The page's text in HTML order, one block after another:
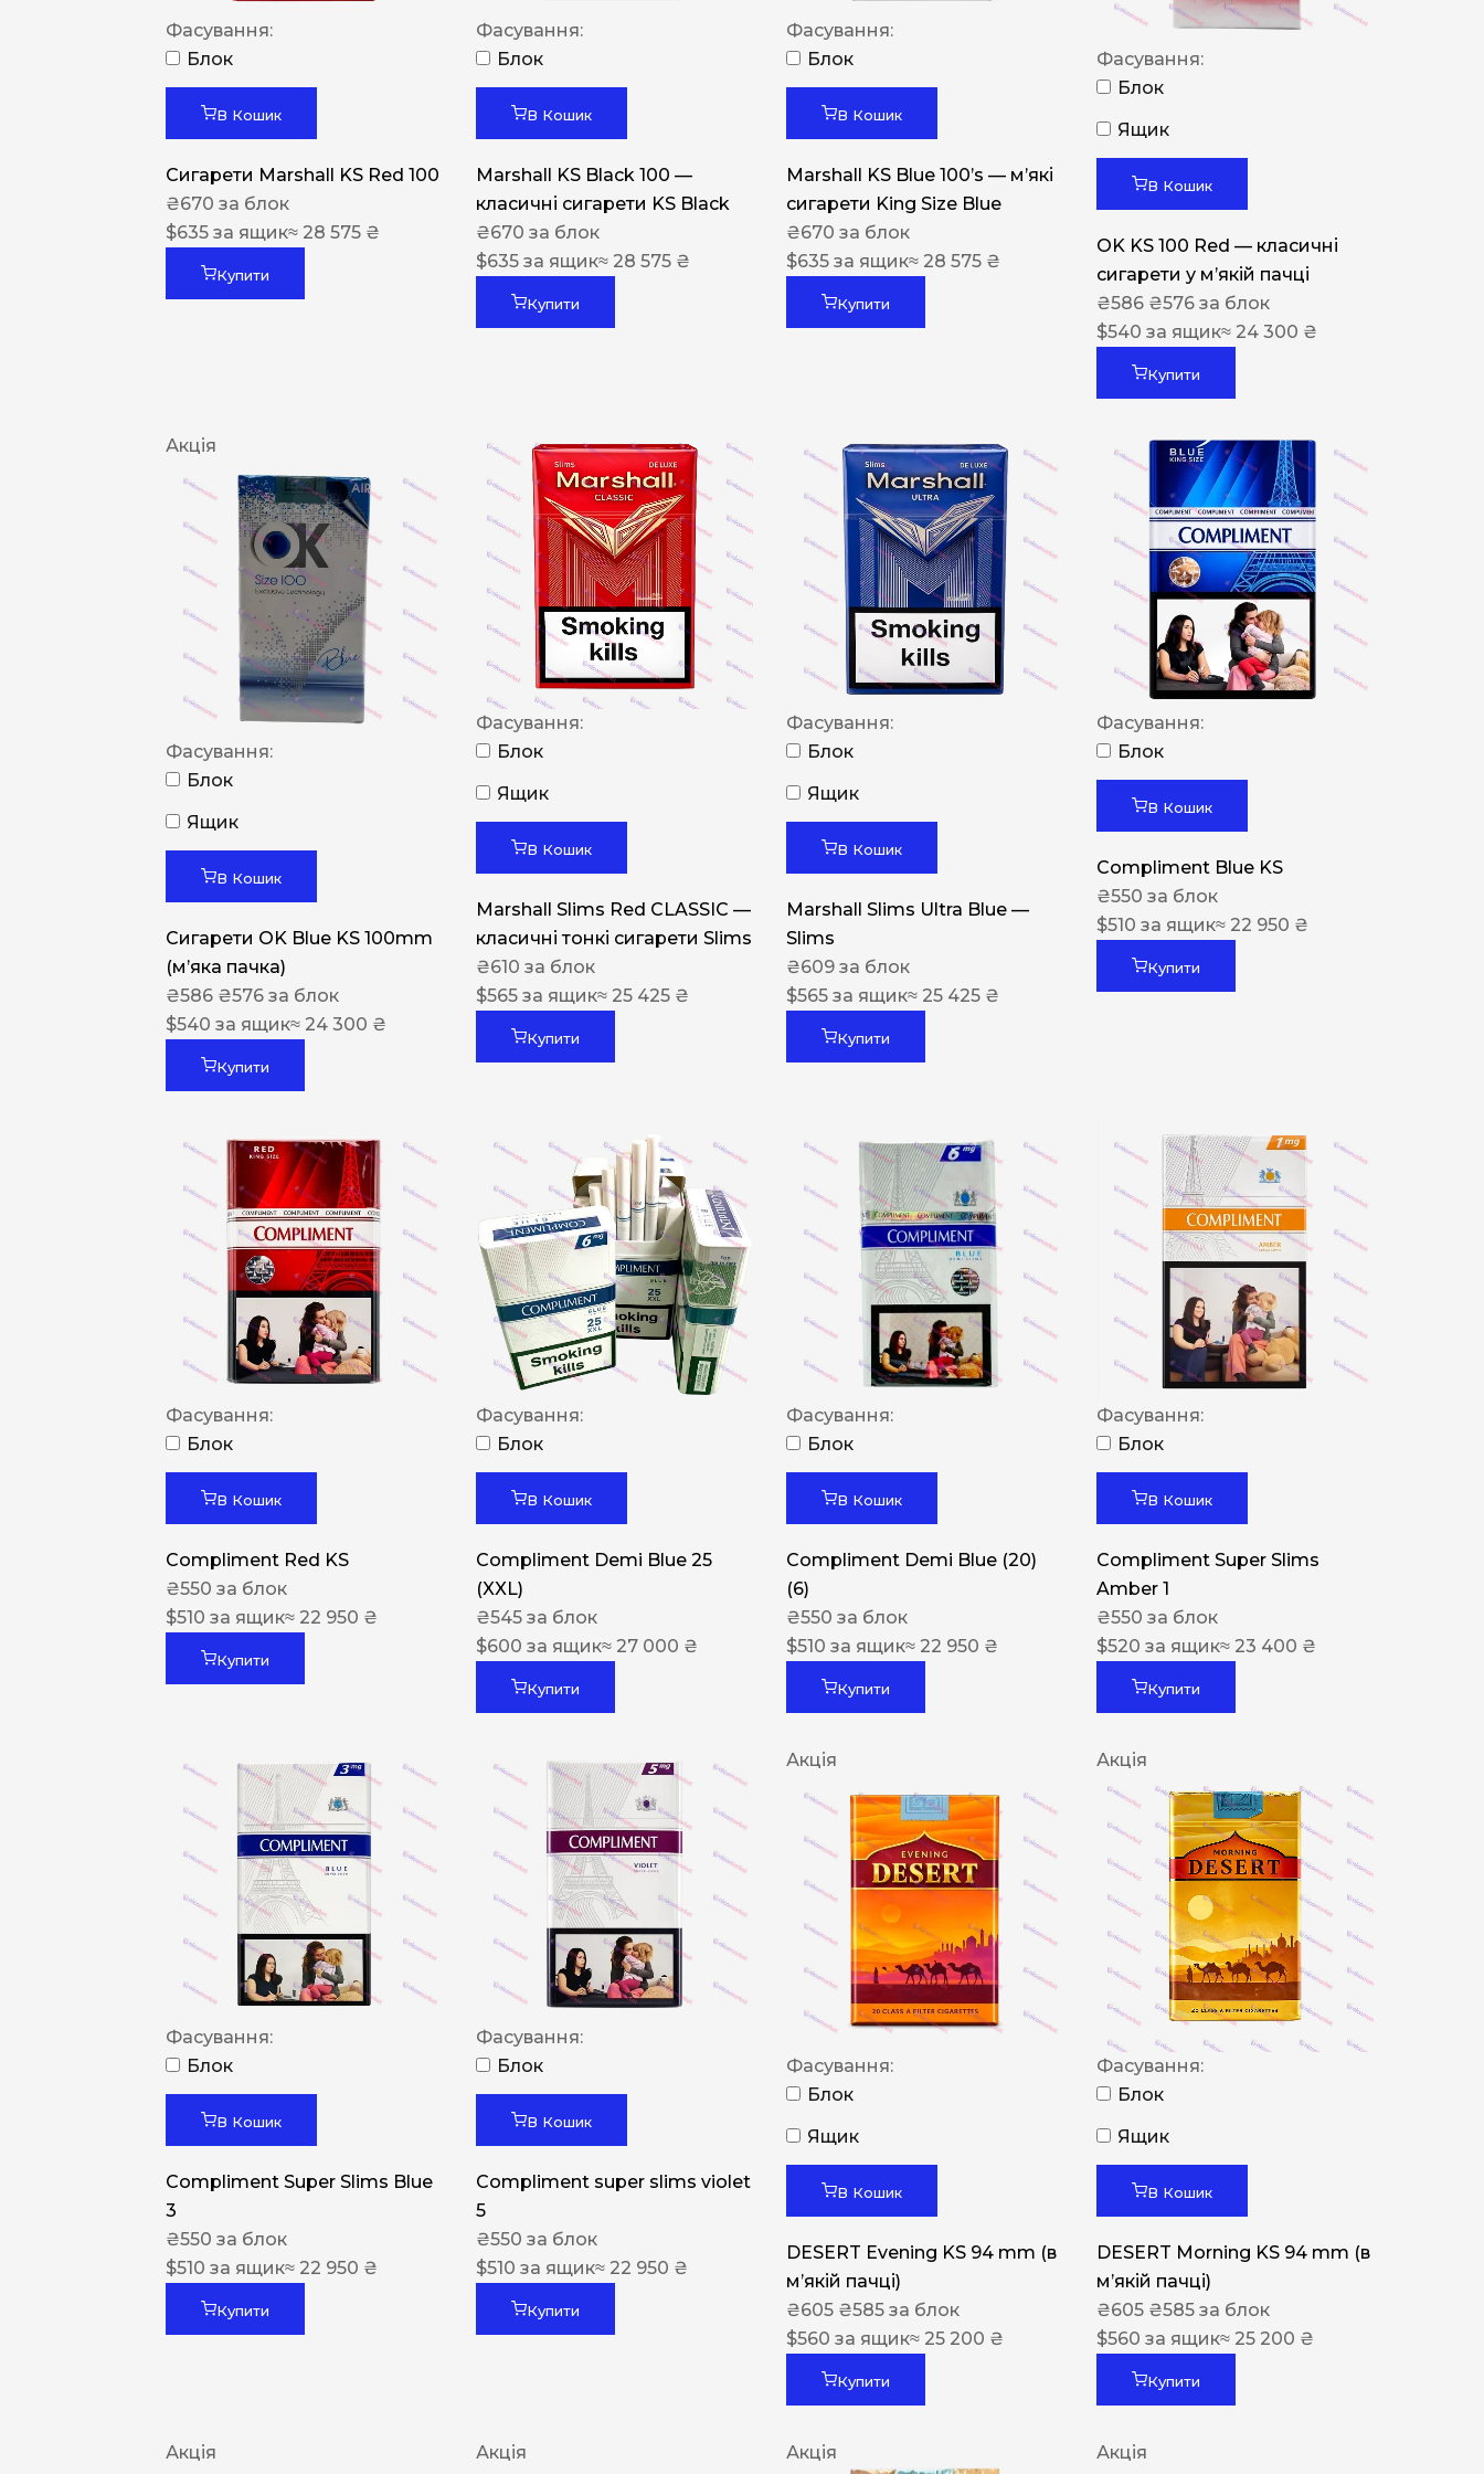
Leana
ASTRU
MONUS
NERO
NERO
Гуцульскі
Italian Blend 821
OSCAR
Сигарети LD
Фасування:
Блок
В Кошик
Сигарети Marshall KS Red 100
₴670 за блок
$635 за ящик≈ 28 575 ₴
Купити
Фасування:
Блок
В Кошик
Marshall KS Black 100 —
класичні сигарети KS Black
₴670 за блок
$635 за ящик≈ 28 575 ₴
Купити
Фасування:
Блок
В Кошик
Marshall KS Blue 100’s — м’які
сигарети King Size Blue
₴670 за блок
$635 за ящик≈ 28 575 ₴
Купити
Фасування:
Блок
Ящик
В Кошик
OK KS 100 Red — класичні
сигарети у м’якій пачці
₴586 ₴576 за блок
$540 за ящик≈ 24 300 ₴
Купити
Акція
Фасування:
Блок
Ящик
В Кошик
Сигарети OK Blue KS 100mm
(м’яка пачка)
₴586 ₴576 за блок
$540 за ящик≈ 24 300 ₴
Купити
Фасування:
Блок
Ящик
В Кошик
Marshall Slims Red CLASSIC —
класичні тонкі сигарети Slims
₴610 за блок
$565 за ящик≈ 25 425 ₴
Купити
Фасування:
Блок
Ящик
В Кошик
Marshall Slims Ultra Blue —
Slims
₴609 за блок
$565 за ящик≈ 25 425 ₴
Купити
Фасування:
Блок
В Кошик
Compliment Blue KS
₴550 за блок
$510 за ящик≈ 22 950 ₴
Купити
Фасування:
Блок
В Кошик
Compliment Red KS
₴550 за блок
$510 за ящик≈ 22 950 ₴
Купити
Фасування:
Блок
В Кошик
Compliment Demi Blue 25
(XXL)
₴545 за блок
$600 за ящик≈ 27 000 ₴
Купити
Фасування:
Блок
В Кошик
Compliment Demi Blue (20)
(6)
₴550 за блок
$510 за ящик≈ 22 950 ₴
Купити
Фасування:
Блок
В Кошик
Compliment Super Slims
Amber 1
₴550 за блок
$520 за ящик≈ 23 400 ₴
Купити
Фасування:
Блок
В Кошик
Compliment Super Slims Blue
3
₴550 за блок
$510 за ящик≈ 22 950 ₴
Купити
Фасування:
Блок
В Кошик
Compliment super slims violet
5
₴550 за блок
$510 за ящик≈ 22 950 ₴
Купити
Акція
Фасування:
Блок
Ящик
В Кошик
DESERT Evening KS 94 mm (в
мʼякій пачці)
₴605 ₴585 за блок
$560 за ящик≈ 25 200 ₴
Купити
Акція
Фасування:
Блок
Ящик
В Кошик
DESERT Morning KS 94 mm (в
мʼякій пачці)
₴605 ₴585 за блок
$560 за ящик≈ 25 200 ₴
Купити
Акція Акція Акція Акція